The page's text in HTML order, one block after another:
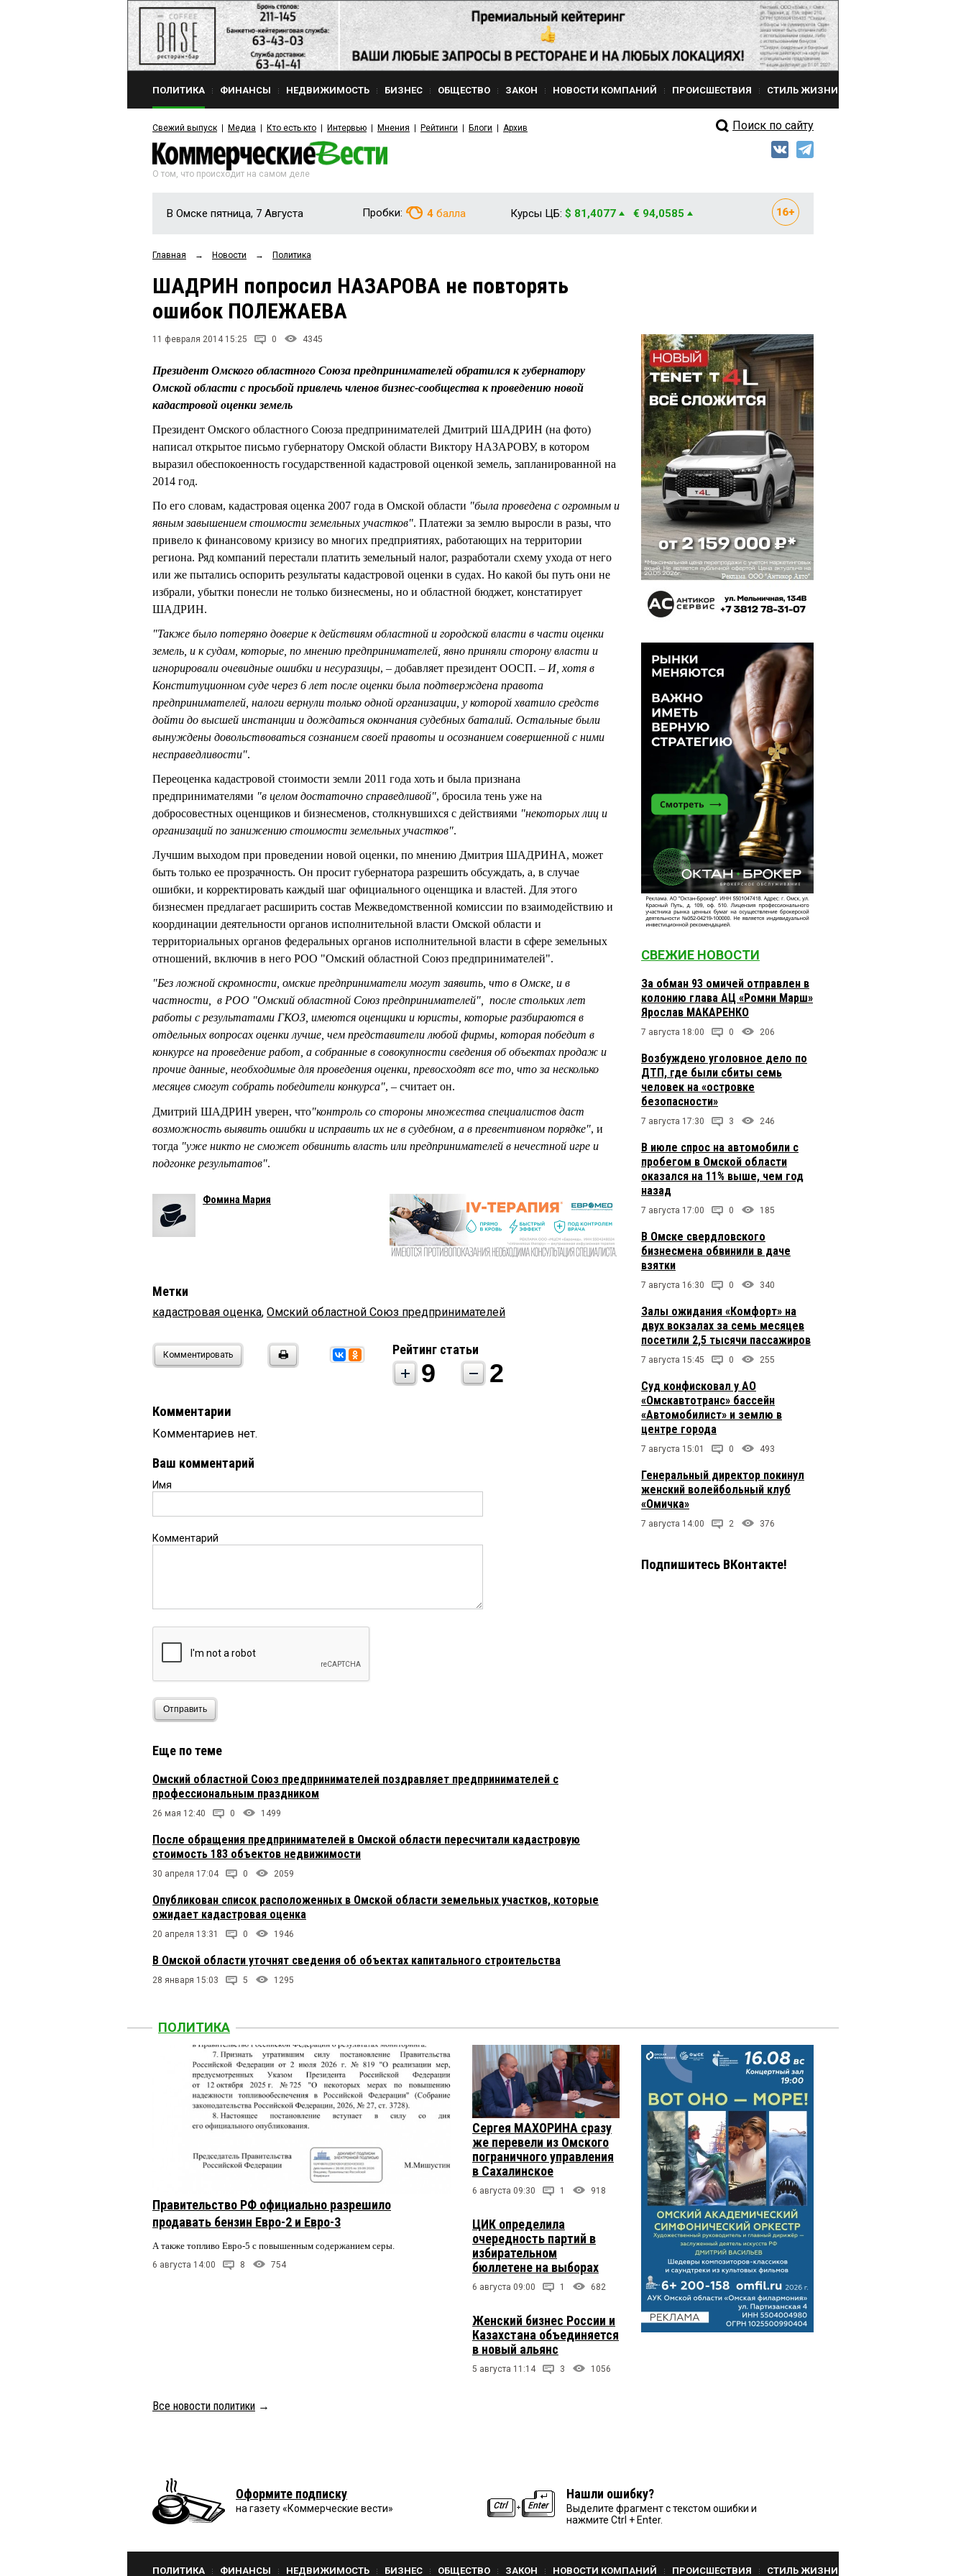
ПОЛИТИКА ФИНАНСЫ НЕДВИЖИМОСТЬ БИЗНЕС ОБЩЕСТВО ЗАКОН НОВОСТИ КОМПАНИЙ ПРОИСШЕСТВИЯ СТИЛЬ ЖИЗНИ
Свежий выпуск Медиа Кто есть кто Интервью Мнения Рейтинги Блоги Архив Поиск по сайту
О том, что происходит на самом деле
В Омске пятница, 7 Августа Пробки: 4 балла Курсы ЦБ: $ 81,4077 € 94,0585
Главная → Новости → Политика
ШАДРИН попросил НАЗАРОВА не повторять
ошибок ПОЛЕЖАЕВА
11 февраля 2014 15:25 0 4345
Президент Омского областного Союза предпринимателей обратился к губернатору
Омской области с просьбой привлечь членов бизнес-сообщества к проведению новой
кадастровой оценки земель
Президент Омского областного Союза предпринимателей Дмитрий ШАДРИН (на фото)
написал открытое письмо губернатору Омской области Виктору НАЗАРОВУ, в котором
выразил обеспокоенность государственной кадастровой оценкой земель, запланированной на
2014 год.
По его словам, кадастровая оценка 2007 года в Омской области "была проведена с огромным и
явным завышением стоимости земельных участков". Платежи за землю выросли в разы, что
привело к финансовому кризису во многих предприятиях, работающих на территории
региона. Ряд компаний перестали платить земельный налог, разработали схему ухода от него
или же пытались оспорить результаты кадастровой оценки в судах. Но какой бы путь они не
избрали, убытки понесли не только бизнесмены, но и областной бюджет, констатирует
ШАДРИН.
"Также было потеряно доверие к действиям областной и городской власти в части оценки
земель, и к судам, которые, по мнению предпринимателей, явно приняли сторону власти и
игнорировали очевидные ошибки и несуразицы, – добавляет президент ООСП. – И, хотя в
Конституционном суде через 6 лет после оценки была подтверждена правота
предпринимателей, налоги вернули только одной организации, у которой хватило средств
дойти до высшей инстанции и дождаться окончания судебных баталий. Остальные были
вынуждены довольствоваться сознанием своей правоты и осознанием совершенной с ними
несправедливости".
Переоценка кадастровой стоимости земли 2011 года хоть и была признана
предпринимателями "в целом достаточно справедливой", бросила тень уже на
добросовестных оценщиков и бизнесменов, столкнувшихся с действиями "некоторых лиц и
организаций по занижению стоимости земельных участков".
Лучшим выходом при проведении новой оценки, по мнению Дмитрия ШАДРИНА, может
быть только ее прозрачность. Он просит губернатора разрешить обсуждать, а, в случае
ошибки, и корректировать каждый шаг официального оценщика и властей. Для этого
бизнесмен предлагает расширить состав Межведомственной комиссии по взаимодействию и
координации деятельности органов исполнительной власти Омской области и
территориальных органов федеральных органов исполнительной власти в сфере земельных
отношений, включив в него РОО "Омский областной Союз предпринимателей".
"Без ложной скромности, омские предприниматели могут заявить, что в Омске, и в
частности, в РОО "Омский областной Союз предпринимателей", после стольких лет
работы с результатами ГКОЗ, имеются оценщики и юристы, которые разбираются в
отдельных вопросах оценки лучше, чем представители любой фирмы, которая победит в
конкурсе на проведение работ, а собранные в совокупности сведения об объектах продаж и
прочие данные, необходимые для проведения оценки, превосходят все то, что за несколько
месяцев смогут собрать победители конкурса", – считает он.
Дмитрий ШАДРИН уверен, что"контроль со стороны множества специалистов даст
возможность выявить ошибки и исправить их не в судебном, а в превентивном порядке", и
тогда "уже никто не сможет обвинить власть или предпринимателей в нечестной игре и
подгонке результатов".
Фомина Мария
Метки
кадастровая оценка, Омский областной Союз предпринимателей
Комментировать Рейтинг статьи
9 2
Комментарии
Комментариев нет.
Ваш комментарий
Имя
Комментарий
Отправить
Еще по теме
Омский областной Союз предпринимателей поздравляет предпринимателей с
профессиональным праздником
26 мая 12:40 0 1499
После обращения предпринимателей в Омской области пересчитали кадастровую
стоимость 183 объектов недвижимости
30 апреля 17:04 0 2059
Опубликован список расположенных в Омской области земельных участков, которые
ожидает кадастровая оценка
20 апреля 13:31 0 1946
В Омской области уточнят сведения об объектах капитального строительства
28 января 15:03 5 1295
СВЕЖИЕ НОВОСТИ
За обман 93 омичей отправлен в
колонию глава АЦ «Ромни Марш»
Ярослав МАКАРЕНКО
7 августа 18:00 0 206
Возбуждено уголовное дело по
ДТП, где были сбиты семь
человек на «островке
безопасности»
7 августа 17:30 3 246
В июле спрос на автомобили с
пробегом в Омской области
оказался на 11% выше, чем год
назад
7 августа 17:00 0 185
В Омске свердловского
бизнесмена обвинили в даче
взятки
7 августа 16:30 0 340
Залы ожидания «Комфорт» на
двух вокзалах за семь месяцев
посетили 2,5 тысячи пассажиров
7 августа 15:45 0 255
Суд конфисковал у АО
«Омскавтотранс» бассейн
«Автомобилист» и землю в
центре города
7 августа 15:01 0 493
Генеральный директор покинул
женский волейбольный клуб
«Омичка»
7 августа 14:00 2 376
Подпишитесь ВКонтакте!
ПОЛИТИКА
Правительство РФ официально разрешило
продавать бензин Евро-2 и Евро-3
А также топливо Евро-5 с повышенным содержанием серы.
6 августа 14:00 8 754
Сергея МАХОРИНА сразу
же перевели из Омского
пограничного управления
в Сахалинское
6 августа 09:30 1 918
ЦИК определила
очередность партий в
избирательном
бюллетене на выборах
6 августа 09:00 1 682
Женский бизнес России и
Казахстана объединяется
в новый альянс
5 августа 11:14 3 1056
Все новости политики →
Оформите подписку
на газету «Коммерческие вести»
Нашли ошибку?
Выделите фрагмент с текстом ошибки и
нажмите Ctrl + Enter.
ПОЛИТИКА ФИНАНСЫ НЕДВИЖИМОСТЬ БИЗНЕС ОБЩЕСТВО ЗАКОН НОВОСТИ КОМПАНИЙ ПРОИСШЕСТВИЯ СТИЛЬ ЖИЗНИ